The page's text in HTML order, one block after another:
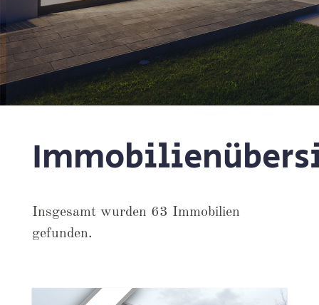
Insgesamt wurden 63 Immobilien
gefunden.